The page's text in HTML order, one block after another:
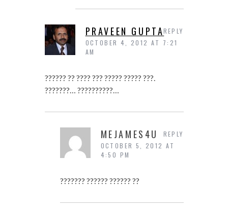
PRAVEEN GUPTA
OCTOBER 4, 2012 AT 7:21
AM
?????? ?? ???? ??? ????? ????? ???.
???????… ??????????…
REPLY
MEJAMES4U
OCTOBER 5, 2012 AT
4:50 PM
??????? ?????? ?????? ??
REPLY